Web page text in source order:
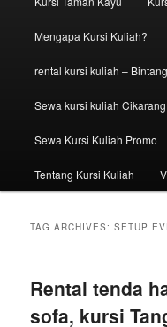
Mengapa Kursi Kuliah?
rental kursi kuliah –
Sewa kursi kuliah
Sewa Kursi Kuliah Promo
Tentang Kursi Kuliah
TAG ARCHIVES:SETUP
Rental tenda
sofa, kursi